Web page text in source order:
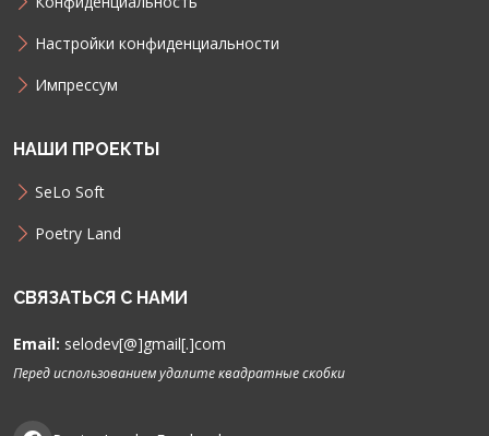
Настройки конфиденциальности
Импрессум
НАШИ ПРОЕКТЫ
SeLo Soft
Poetry Land
СВЯЗАТЬСЯ С НАМИ
Email: selodev[@]gmail[.]com
Перед использованием удалите квадратные скобки